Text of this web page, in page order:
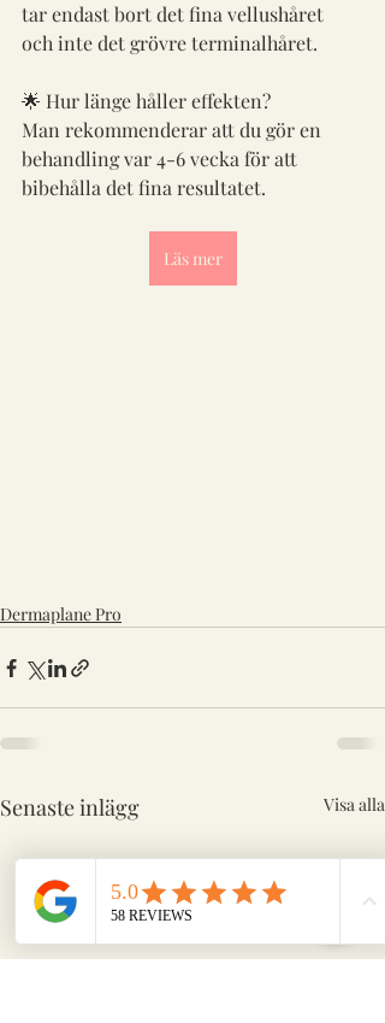
tar endast bort det fina vellushåret
och inte det grövre terminalhåret.
🌟 Hur länge håller effekten?
Man rekommenderar att du gör en
behandling var 4-6 vecka för att
bibehålla det fina resultatet.
Läs mer
Dermaplane Pro
Senaste inlägg Visa alla